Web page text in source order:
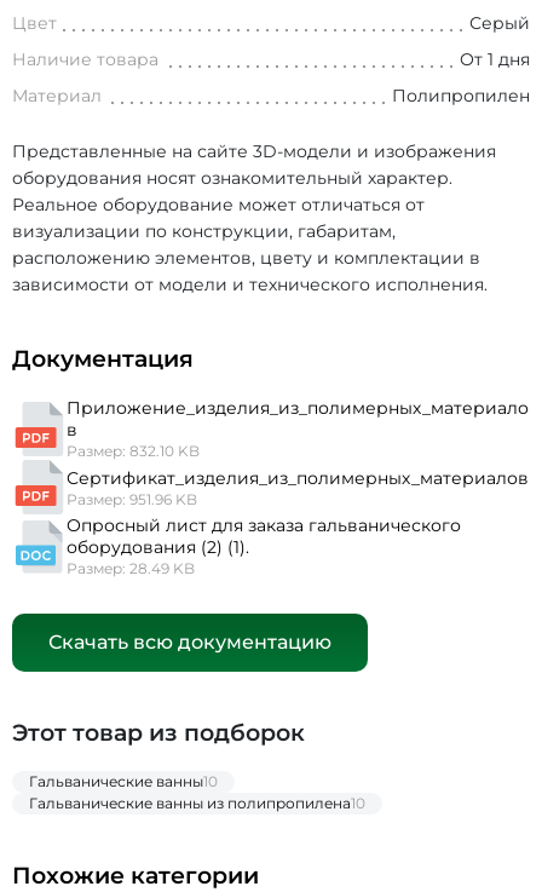
Цвет
Серый
Наличие товара
От 1 дня
Материал
Полипропилен
Представленные на сайте 3D-модели и изображения
оборудования носят ознакомительный характер.
Реальное оборудование может отличаться от
визуализации по конструкции, габаритам,
расположению элементов, цвету и комплектации в
зависимости от модели и технического исполнения.
Документация
Приложение_изделия_из_полимерных_материало
в
Размер: 832.10 KB
Сертификат_изделия_из_полимерных_материалов
Размер: 951.96 KB
Опросный лист для заказа гальванического
оборудования (2) (1).
Размер: 28.49 KB
Скачать всю документацию
Этот товар из подборок
Гальванические ванны10
Гальванические ванны из полипропилена10
Похожие категории